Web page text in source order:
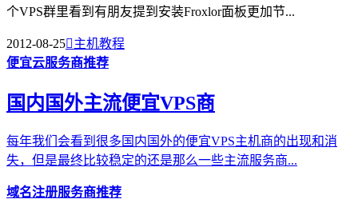
个VPS群里看到有朋友提到安装Froxlor面板更加节...
2012-08-25主机教程
便宜云服务商推荐
国内国外主流便宜VPS商
每年我们会看到很多国内国外的便宜VPS主机商的出现和消
失，但是最终比较稳定的还是那么一些主流服务商...
域名注册服务商推荐